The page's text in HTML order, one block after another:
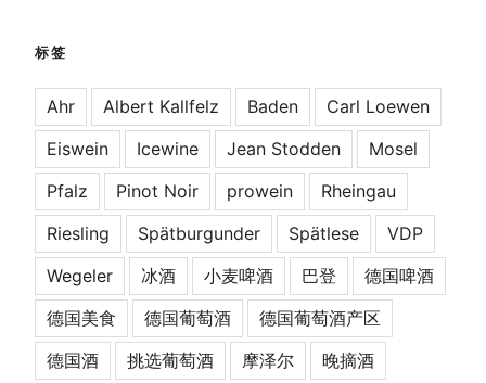
标签
Ahr Albert Kallfelz Baden
Carl Loewen
Eiswein
Icewine Jean Stodden
Mosel
Pfalz
Pinot Noir prowein
Rheingau
Riesling
Spätburgunder Spätlese
VDP
Wegeler
冰酒 小麦啤酒 巴登
德国啤酒
德国美食
德国葡萄酒
德国葡萄酒产区
德国酒
挑选葡萄酒 摩泽尔 晚摘酒